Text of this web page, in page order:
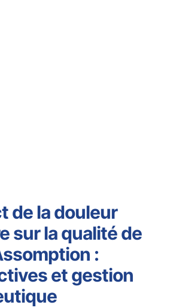
de la douleur
sur la qualité de
:
et gestion